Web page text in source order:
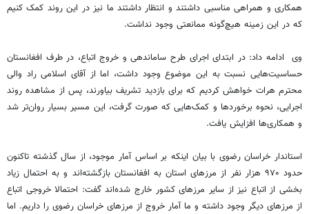
همکاری و همراهی مناسبی داشتند و انتظار داشتند ما نیز در این روند کمک کنیم
که در این زمینه هیچ‌گونه ممانعتی وجود نداشت.
وی ادامه داد: در ابتدای اجرای طرح ساماندهی و خروج اتباع، در طرف افغانستان
حساسیت‌هایی نسبت به این موضوع وجود داشت، اما از آقای اسلامی راد والی
محترم هرات خواهش کردیم که برای بازدید تشریف بیاورند، پس از مشاهده روند
اجرایی، نحوه برخوردها و کمک‌هایی که صورت گرفت، این مسیر بسیار روان‌تر شد
و همکاری‌ها افزایش یافت.
استاندار خراسان رضوی با بیان اینکه بر اساس آمار موجود، از سال گذشته تاکنون
حدود ۹۷۰ هزار نفر از مرزهای استان به افغانستان بازگشته‌اند و به احتمال زیاد
بخشی از اتباع نیز از سایر مرزهای کشور خارج شده‌اند گفت: احتمالا خروجی اتباع
از مرزهای دیگر وجود داشته و ما آمار خروج از مرزهای خراسان رضوی را داریم. اما